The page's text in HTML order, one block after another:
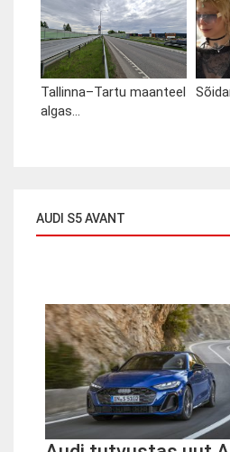
Tallinna–Tartu maanteel
algas...
AUDI S5 AVANT